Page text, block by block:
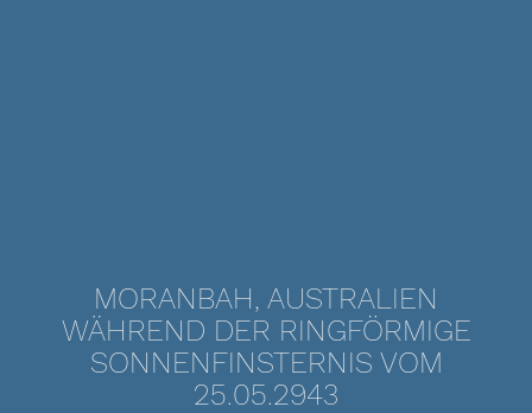
MORANBAH, AUSTRALIEN
WÄHREND DER RINGFÖRMIGE
SONNENFINSTERNIS VOM
25.05.2943